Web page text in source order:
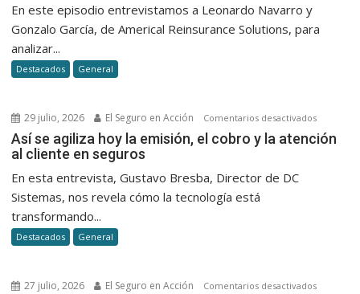
En este episodio entrevistamos a Leonardo Navarro y
Gonzalo García, de Americal Reinsurance Solutions, para
analizar...
Destacados General
29 julio, 2026 El Seguro en Acción Comentarios desactivadosen
Así
Así se agiliza hoy la emisión, el cobro y la atención
al cliente en seguros
En esta entrevista, Gustavo Bresba, Director de DC
Sistemas, nos revela cómo la tecnología está
transformando...
Destacados General
27 julio, 2026 El Seguro en Acción Comentarios desactivadosen